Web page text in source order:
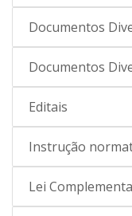
Documentos
Documentos
Editais
Instrução
Lei